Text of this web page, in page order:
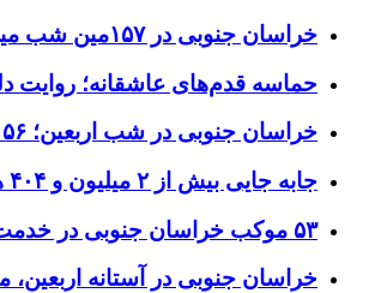
خراسان جنوبی در ۱۵۷مین شب میدان‌داری؛ اربعین با اجتماعات مردمی گره خورد
حماسه قدم‌های عاشقانه؛ روایت
خراسان جنوبی در شب اربعین؛ ۱۵۶ شب میدان‌داری مردم پای آرمان‌های حسینی
جابه جایی بیش از ۲ میلیون و ۴۰۴ هزار تن کالا از خراسان جنوبی به سایر استان‌های کشور
۵۳ موکب خراسان جنوبی در خدمت زائران اربعین؛ کاظمین نماد وحدت شد
خراسان جنوبی در آستانه اربعین،